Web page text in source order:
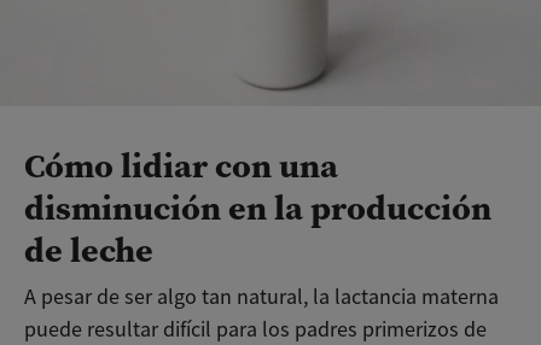
Cómo lidiar con una
disminución en la producción
de leche
A pesar de ser algo tan natural, la lactancia materna
puede resultar difícil para los padres primerizos de